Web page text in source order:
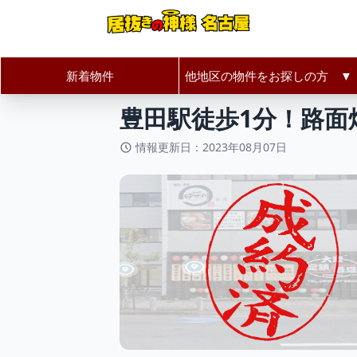
新着物件 他地区の物件をお探しの方 ▼
居抜きの神様Home 愛知県 豊田
豊田駅徒歩1分！路
情報更新日：2023年08月07日